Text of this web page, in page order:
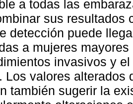
a todas las
sus resultados
detección puede
a mujeres
invasivos y
Los valores alterados
también sugerir la